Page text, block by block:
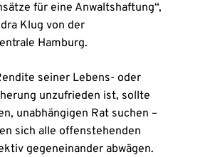
für eine Anwaltshaftung“,
Klug von der
Hamburg.
seiner Lebens- oder
unzufrieden ist, sollte
unabhängigen Rat suchen –
sich alle offenstehenden
gegeneinander abwägen.